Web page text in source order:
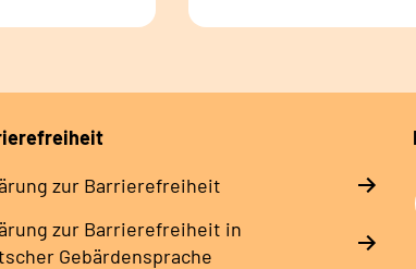
zur Barrierefreiheit
zur Barrierefreiheit in
Gebärdensprache